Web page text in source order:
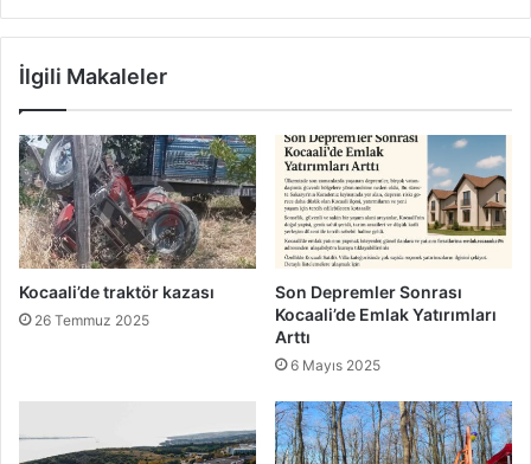
İlgili Makaleler
Kocaali’de traktör kazası
26 Temmuz 2025
Son Depremler Sonrası
Kocaali’de Emlak Yatırımları
Arttı
6 Mayıs 2025